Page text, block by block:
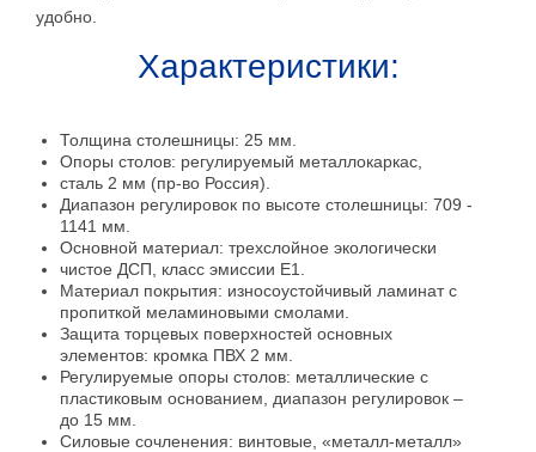
удобно.
Характеристики:
Толщина столешницы: 25 мм.
Опоры столов: регулируемый металлокаркас,
сталь 2 мм (пр-во Россия).
Диапазон регулировок по высоте столешницы: 709 -
1141 мм.
Основной материал: трехслойное экологически
чистое ДСП, класс эмиссии Е1.
Материал покрытия: износоустойчивый ламинат с
пропиткой меламиновыми смолами.
Защита торцевых поверхностей основных
элементов: кромка ПВХ 2 мм.
Регулируемые опоры столов: металлические с
пластиковым основанием, диапазон регулировок –
до 15 мм.
Силовые сочленения: винтовые, «металл-металл»